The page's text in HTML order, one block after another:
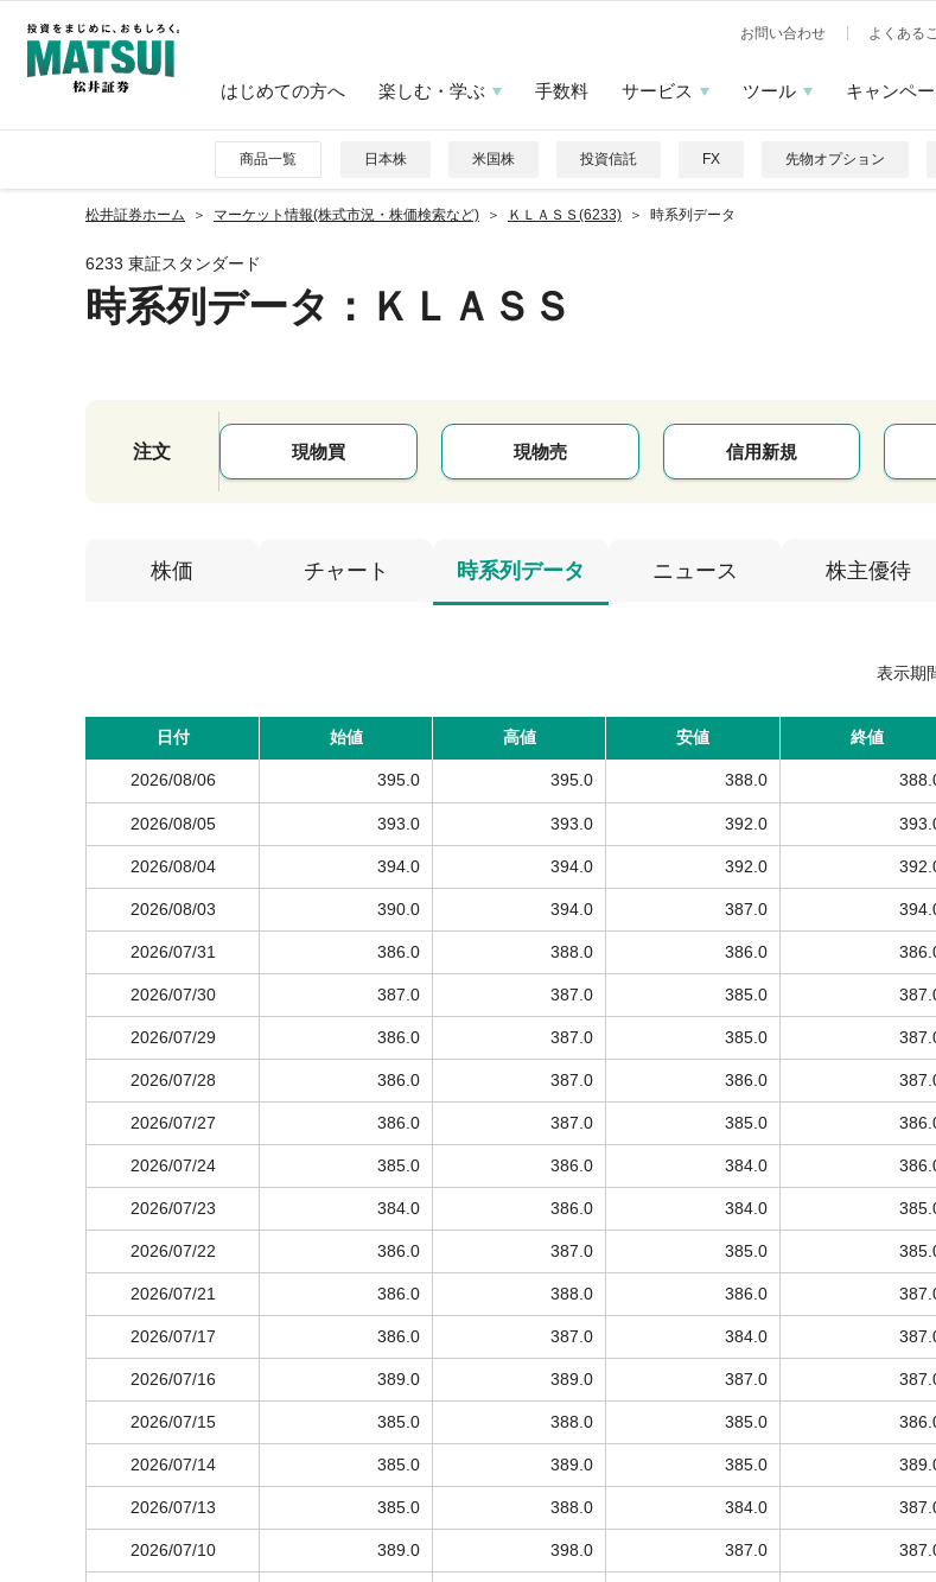
お問い合わせ よくある
はじめての方へ 楽しむ・学ぶ 手数料 サービス ツール キャンペ
商品一覧 日本株 米国株 投資信託 FX 先物オプション
松井証券ホーム マーケット情報(株式市況・株価検索など) ＫＬＡＳＳ(6233) 時系列データ
6233 東証スタンダード
時系列データ ：ＫＬＡＳＳ
注文 現物買 現物売 信用新規
株価 チャート 時系列データ ニュース 株主優待
表示期
日付 始値 高値 安値 終値
2026/08/06 395.0 395.0 388.0
2026/08/05 393.0 393.0 392.0
2026/08/04 394.0 394.0 392.0
2026/08/03 390.0 394.0 387.0
2026/07/31 386.0 388.0 386.0
2026/07/30 387.0 387.0 385.0
2026/07/29 386.0 387.0 385.0
2026/07/28 386.0 387.0 386.0
2026/07/27 386.0 387.0 385.0
2026/07/24 385.0 386.0 384.0
2026/07/23 384.0 386.0 384.0
2026/07/22 386.0 387.0 385.0
2026/07/21 386.0 388.0 386.0
2026/07/17 386.0 387.0 384.0
2026/07/16 389.0 389.0 387.0
2026/07/15 385.0 388.0 385.0
2026/07/14 385.0 389.0 385.0
2026/07/13 385.0 388.0 384.0
2026/07/10 389.0 398.0 387.0